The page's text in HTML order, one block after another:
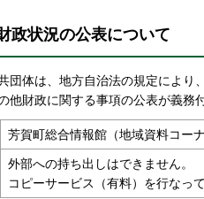
政状況の公表について
団体は、地方自治法の規定により
他財政に関する事項の公表が義務
芳賀町総合情報館（地域資料コーナ
外部への持ち出しはできません。
コピーサービス（有料）を行なって